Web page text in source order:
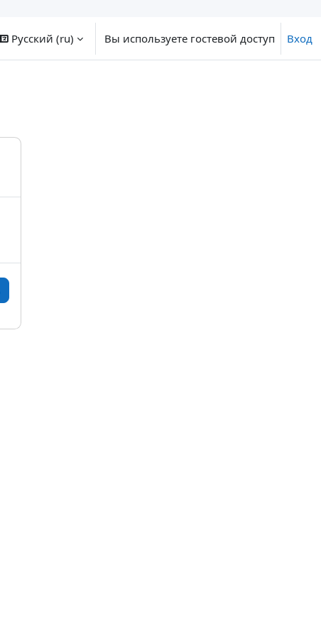
Русский ‎(ru)‎ Вы используете гостевой доступ Вход